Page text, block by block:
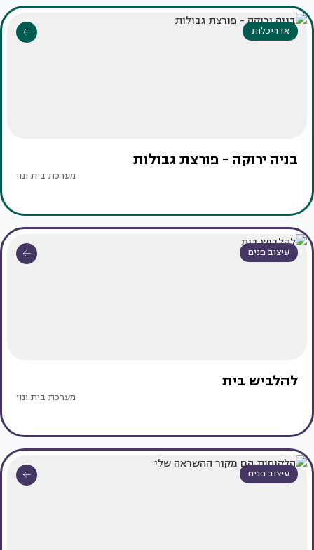
אדריכלות
בניה ירוקה - פורצת גבולות
מערכת בית ונוי
עיצוב פנים
להלביש בית
מערכת בית ונוי
עיצוב פנים